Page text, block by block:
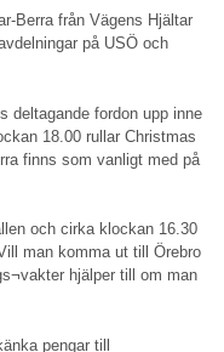
Berra från Vägens Hjältar
på USÖ och
deltagande fordon upp inne
18.00 rullar Christmas
finns som vanligt med på
och cirka klockan 16.30
man komma ut till Örebro
hjälper till om man
pengar till